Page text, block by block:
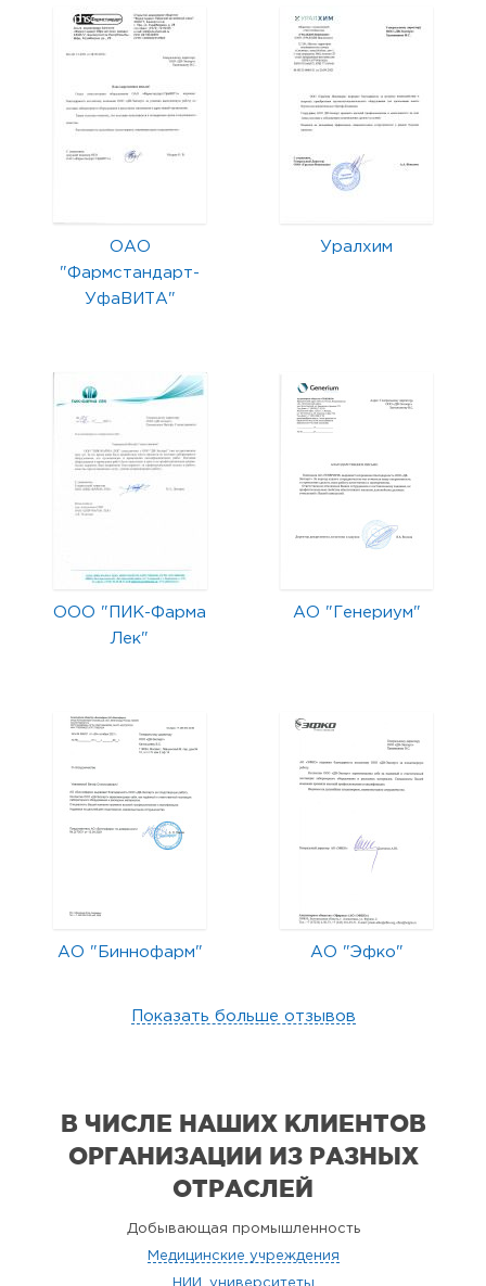
ОАО
"Фармстандарт-
УфаВИТА"
Уралхим
ООО "ПИК-Фарма
Лек"
АО "Генериум"
АО "Биннофарм" АО "Эфко"
Показать больше отзывов
В ЧИСЛЕ НАШИХ КЛИЕНТОВ
ОРГАНИЗАЦИИ ИЗ РАЗНЫХ
ОТРАСЛЕЙ
Добывающая промышленность
Медицинские учреждения
НИИ, университеты